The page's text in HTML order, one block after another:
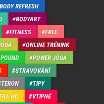
BODY REFRESH
BODYART
FITNESS
FREE
ONLINE TRÉNINK
POUND
POWER JÓGA
STRAVOVÁNÍ
TIPY
HD
VTIPNÉ